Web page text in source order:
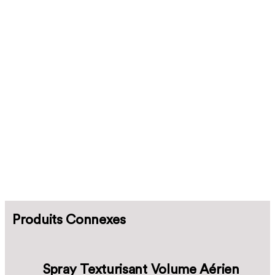
Produits Connexes
Spray Texturisant Volume Aérien